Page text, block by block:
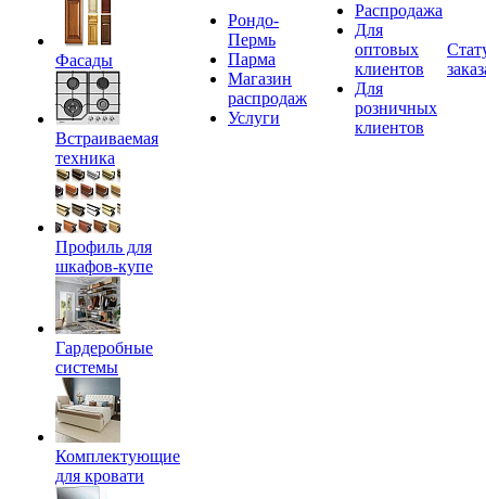
Фасады
Встраиваемая
техника
Профиль для
шкафов-купе
Гардеробные
системы
Комплектующие
для кровати
Рондо-
Пермь
Парма
Магазин
распродаж
Услуги
Распродажа
Для
оптовых
клиентов
Для
розничных
клиентов